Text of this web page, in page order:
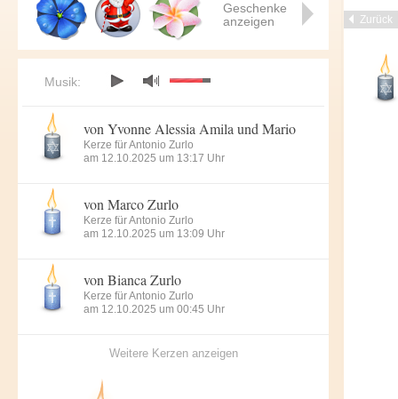
Zurück
Geschenke
anzeigen
Musik:
von Yvonne Alessia Amila und Mario
Kerze für Antonio Zurlo
am 12.10.2025 um 13:17 Uhr
von Marco Zurlo
Kerze für Antonio Zurlo
am 12.10.2025 um 13:09 Uhr
von Bianca Zurlo
Kerze für Antonio Zurlo
am 12.10.2025 um 00:45 Uhr
Weitere Kerzen anzeigen